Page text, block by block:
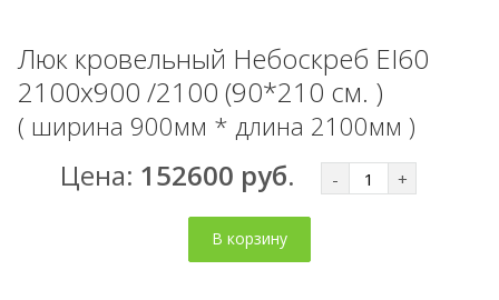
Люк кровельный Небоскреб EI60
2100x900 /2100 (90*210 см. )
( ширина 900мм * длина 2100мм )
Цена: 152600 руб. - +
В корзину